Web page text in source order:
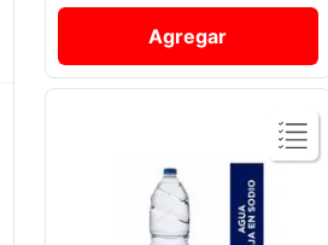
Agregar